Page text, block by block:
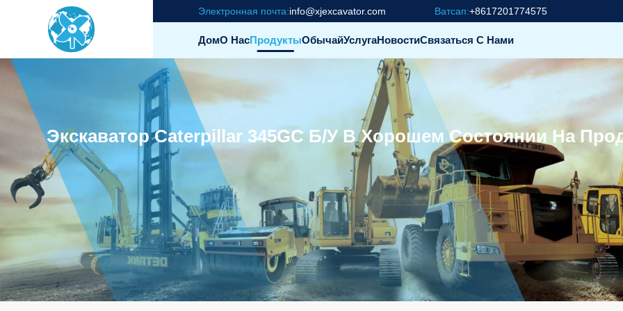
Электронная почта:info@xjexcavator.com Ватсап:+8617201774575
ДомО НасПродуктыОбычайУслугаНовостиСвязаться С Нами
Экскаватор Caterpillar 345GC Б/у В Хорошем Состоянии На